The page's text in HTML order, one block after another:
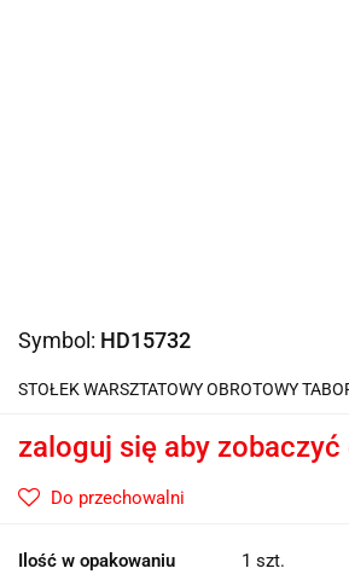
Symbol: HD15732
STOŁEK WARSZTATOWY OBROTOWY
zaloguj się aby zobaczyć
Do przechowalni
Ilość w opakowaniu 1 szt.